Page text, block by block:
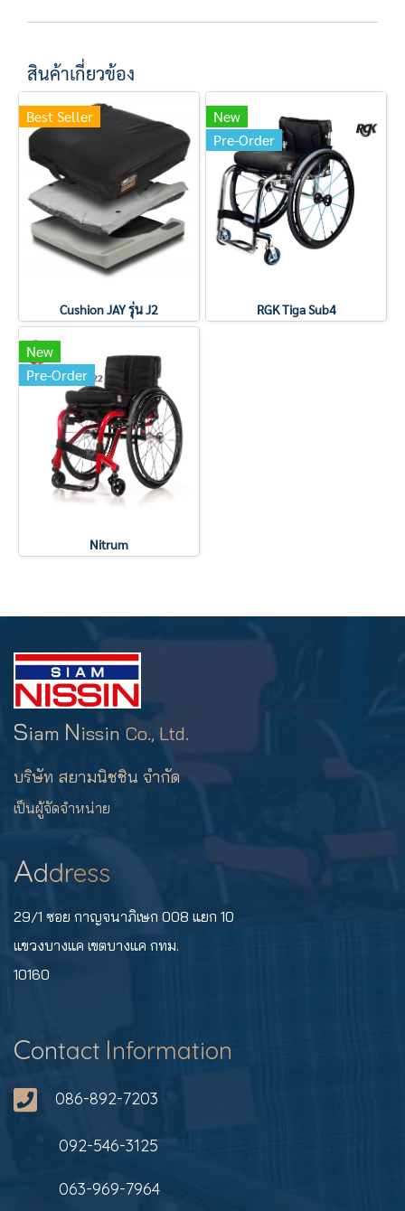
สินค้าเกี่ยวข้อง
Best Seller
Cushion JAY รุ่น J2
New
Pre-Order
RGK Tiga Sub4
New
Pre-Order
Nitrum
Siam Nissin Co., Ltd.
บริษัท สยามนิชชิน จำกัด
เป็นผู้จัดจำหน่าย
Address
29/1 ซอย กาญจนาภิเษก 008 แยก 10
แขวงบางแค เขตบางแค กทม.
10160
Contact Information
086-892-7203
092-546-3125
063-969-7964